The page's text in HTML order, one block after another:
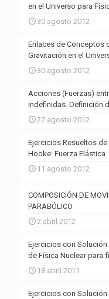
en el Universo para
30 agosto 2012
Enlaces de Conceptos
Gravitación en el
30 agosto 2012
Acciones (Fuerzas)
Indefinidas. Definición
27 agosto 2012
Ejercicios Resueltos
Hooke: Fuerza Elástica
11 agosto 2012
COMPOSICIÓN DE
PARABÓLICO
2 abril 2012
Ejercicios con Solución
de Física Nuclear para
18 abril 2011
Ejercicios con Solución